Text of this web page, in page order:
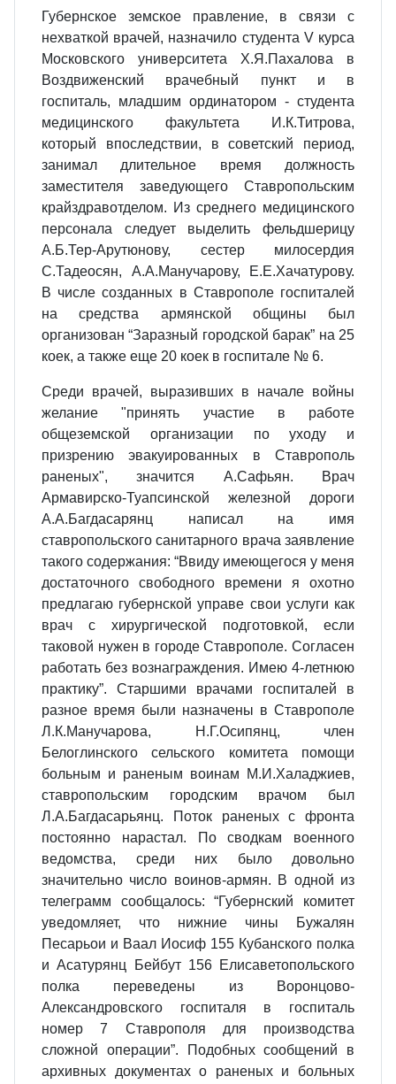
Губернское земское правление, в связи с
нехваткой врачей, назначило студента V курса
Московского университета Х.Я.Пахалова в
Воздвиженский врачебный пункт и в
госпиталь, младшим ординатором - студента
медицинского факультета И.К.Титрова,
который впоследствии, в советский период,
занимал длительное время должность
заместителя заведующего Ставропольским
крайздравотделом. Из среднего медицинского
персонала следует выделить фельдшерицу
А.Б.Тер-Арутюнову, сестер милосердия
С.Тадеосян, А.А.Манучарову, Е.Е.Хачатурову.
В числе созданных в Ставрополе госпиталей
на средства армянской общины был
организован “Заразный городской барак” на 25
коек, а также еще 20 коек в госпитале № 6.
Среди врачей, выразивших в начале войны
желание "принять участие в работе
общеземской организации по уходу и
призрению эвакуированных в Ставрополь
раненых", значится А.Сафьян. Врач
Армавирско-Туапсинской железной дороги
А.А.Багдасарянц написал на имя
ставропольского санитарного врача заявление
такого содержания: “Ввиду имеющегося у меня
достаточного свободного времени я охотно
предлагаю губернской управе свои услуги как
врач с хирургической подготовкой, если
таковой нужен в городе Ставрополе. Согласен
работать без вознаграждения. Имею 4-летнюю
практику”. Старшими врачами госпиталей в
разное время были назначены в Ставрополе
Л.К.Манучарова, Н.Г.Осипянц, член
Белоглинского сельского комитета помощи
больным и раненым воинам М.И.Халаджиев,
ставропольским городским врачом был
Л.А.Багдасарьянц. Поток раненых с фронта
постоянно нарастал. По сводкам военного
ведомства, среди них было довольно
значительно число воинов-армян. В одной из
телеграмм сообщалось: “Губернский комитет
уведомляет, что нижние чины Бужалян
Песарьои и Ваал Иосиф 155 Кубанского полка
и Асатурянц Бейбут 156 Елисаветопольского
полка переведены из Воронцово-
Александровского госпиталя в госпиталь
номер 7 Ставрополя для производства
сложной операции”. Подобных сообщений в
архивных доку­ментах о раненых и больных